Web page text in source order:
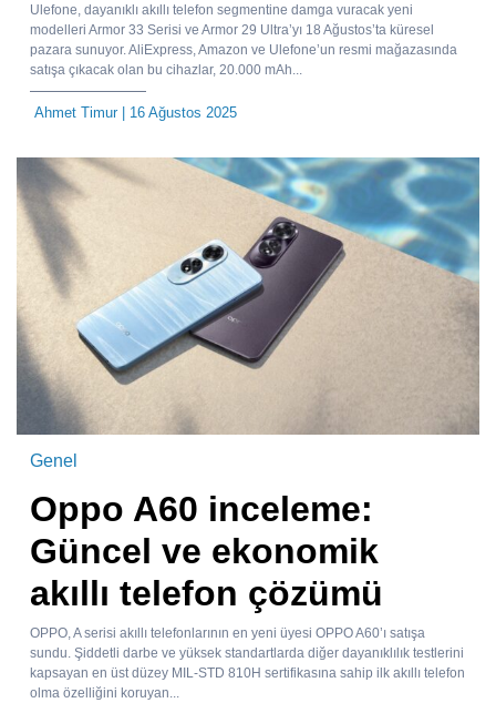
Ulefone, dayanıklı akıllı telefon segmentine damga vuracak yeni
modelleri Armor 33 Serisi ve Armor 29 Ultra’yı 18 Ağustos’ta küresel
pazara sunuyor. AliExpress, Amazon ve Ulefone’un resmi mağazasında
satışa çıkacak olan bu cihazlar, 20.000 mAh...
Ahmet Timur| 16 Ağustos 2025
Genel
Oppo A60 inceleme:
Güncel ve ekonomik
akıllı telefon çözümü
OPPO, A serisi akıllı telefonlarının en yeni üyesi OPPO A60’ı satışa
sundu. Şiddetli darbe ve yüksek standartlarda diğer dayanıklılık testlerini
kapsayan en üst düzey MIL-STD 810H sertifikasına sahip ilk akıllı telefon
olma özelliğini koruyan...